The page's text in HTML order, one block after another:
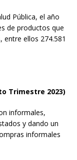
Pública, el año
de productos que
entre ellos 274.581
Trimestre 2023)
informales,
y dando un
informales